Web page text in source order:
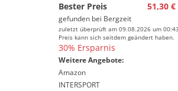
Bester Preis
51,30 €
gefunden bei Bergzeit
zuletzt überprüft am 09.08.2026 um
Preis kann sich seitdem geändert haben.
30% Ersparnis
Weitere Angebote:
Amazon
INTERSPORT